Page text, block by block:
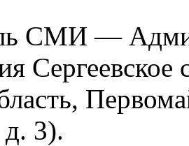
СМИ —
3).